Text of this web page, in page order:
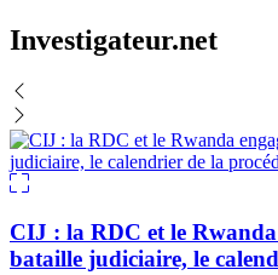
Investigateur.net
CIJ : la RDC et le
bataille judiciaire, le